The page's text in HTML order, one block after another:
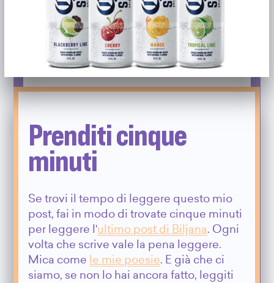
Prenditi cinque
minuti
Se trovi il tempo di leggere questo mio
post, fai in modo di trovate cinque minuti
per leggere l'ultimo post di Biljana. Ogni
volta che scrive vale la pena leggere.
Mica come le mie poesie. E già che ci
siamo, se non lo hai ancora fatto, leggiti